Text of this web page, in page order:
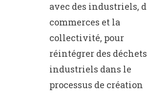
avec des industriels,
commerces et la
collectivité, pour
réintégrer des déchets
industriels dans le
processus de création